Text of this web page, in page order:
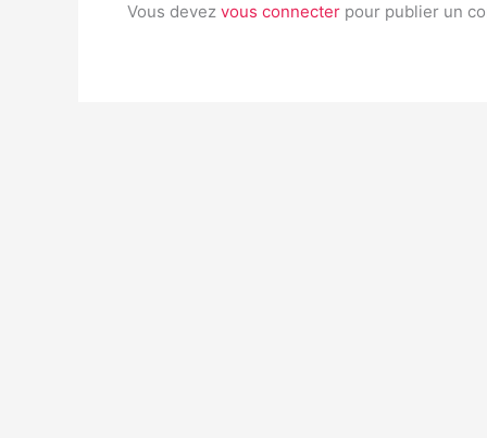
Vous devez vous connecter pour publier un